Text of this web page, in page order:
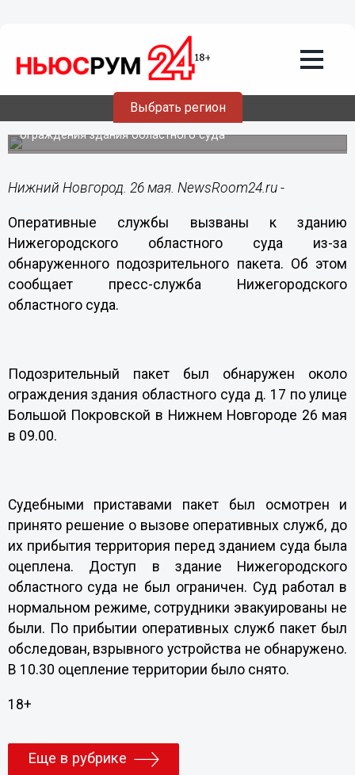
Выбрать регион
Оперативные службы вызваны 26 мая
к зданию Нижегородского областного
суда из-за обнаруженного
подозрительного пакета
Подозрительный пакет был обнаружен около
ограждения здания областного суда
Нижний Новгород. 26 мая. NewsRoom24.ru -
Оперативные службы вызваны к зданию
Нижегородского областного суда из-за
обнаруженного подозрительного пакета. Об этом
сообщает пресс-служба Нижегородского
областного суда.
Подозрительный пакет был обнаружен около
ограждения здания областного суда д. 17 по улице
Большой Покровской в Нижнем Новгороде 26 мая
в 09.00.
Судебными приставами пакет был осмотрен и
принято решение о вызове оперативных служб, до
их прибытия территория перед зданием суда была
оцеплена. Доступ в здание Нижегородского
областного суда не был ограничен. Суд работал в
нормальном режиме, сотрудники эвакуированы не
были. По прибытии оперативных служб пакет был
обследован, взрывного устройства не обнаружено.
В 10.30 оцепление территории было снято.
18+
Еще в рубрике